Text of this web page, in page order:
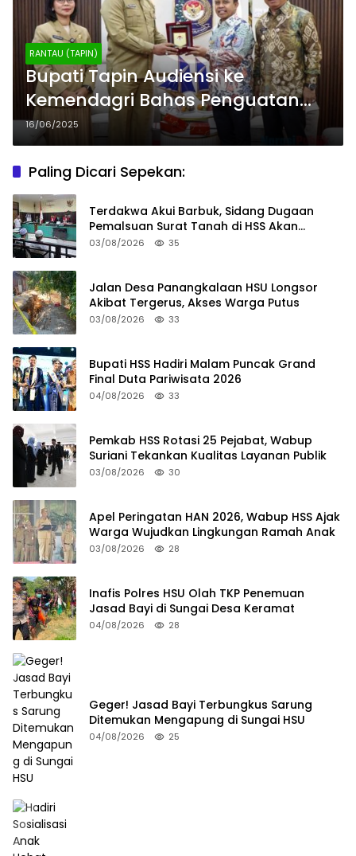
RANTAU (TAPIN)
Bupati Tapin Audiensi ke
Kemendagri Bahas Penguatan
Posyandu dan Layanan Dasar
Desa
16/06/2025
Paling Dicari Sepekan:
Terdakwa Akui Barbuk, Sidang Dugaan
Pemalsuan Surat Tanah di HSS Akan
Berlanjut Tuntutan JPU
03/08/2026 35
Jalan Desa Panangkalaan HSU Longsor
Akibat Tergerus, Akses Warga Putus
03/08/2026 33
Bupati HSS Hadiri Malam Puncak Grand
Final Duta Pariwisata 2026
04/08/2026 33
Pemkab HSS Rotasi 25 Pejabat, Wabup
Suriani Tekankan Kualitas Layanan Publik
03/08/2026 30
Apel Peringatan HAN 2026, Wabup HSS Ajak
Warga Wujudkan Lingkungan Ramah Anak
03/08/2026 28
Inafis Polres HSU Olah TKP Penemuan
Jasad Bayi di Sungai Desa Keramat
04/08/2026 28
Geger! Jasad Bayi Terbungkus Sarung
Ditemukan Mengapung di Sungai HSU
04/08/2026 25